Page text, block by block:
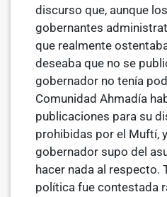
discurso que, aunque
gobernantes
que realmente
deseaba que no se
gobernador no tenía
Comunidad Ahmadía
publicaciones para su
prohibidas por el Muftí,
gobernador supo del
hacer nada al respecto.
política fue contestada